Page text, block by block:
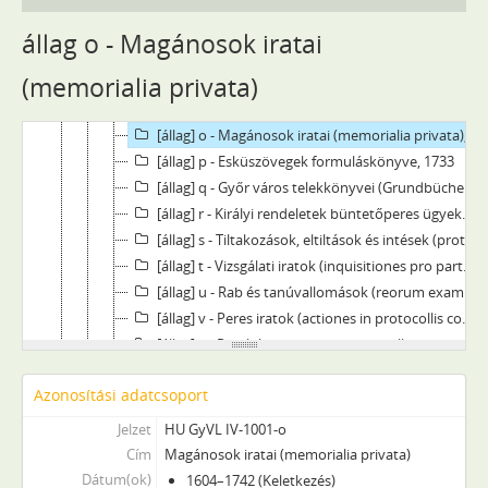
állag o - Magánosok iratai
(memorialia privata)
[állag] j - Végrendeletek (testamenta), 1601–1742
[állag] k - Végrendeletek másolati könyve, 1726–1783
[állag] l - A város magánokiratai, 1644–1742
[állag] n - A győri várparancsnok elleni sérelmi iratok, 1610–1704
[állag] o - Magánosok iratai (memorialia privata), 1604–1742
[állag] p - Esküszövegek formuláskönyve, 1733
[állag] q - Győr város telekkönyvei (Grundbücher), 1567–1703
[állag] r - Királyi rendeletek büntetőperes ügyekben (mandata regia in iuridicis), 1716–1742
[állag] s - Tiltakozások, eltiltások és intések (protestiones, inhibitiones et admonitiones), 1613–1742
[állag] t - Vizsgálati iratok (inquisitiones pro parte privatorum), 1612–1742
[állag] u - Rab és tanúvallomások (reorum examina), 1724–1742
[állag] v - Peres iratok (actiones in protocollis contentae), 1602–1733
[állag] x - Perek (processus in protocollis contentae), 1602–1712
[állag] y - Polgári perek (processus civiles), 1603–1742
[állag] z - Bűnfenyítő perek (processus criminales), 1720–1742
[Fond] 1003 - Győr város kamarásának iratai, 1711–1746
[Fond] 1004 - Győr város adószedőjének iratai, 1629–1745
[Fond] 1005 - Győr város gazdasági bizottságának jegyzőkönyvei, 1732–1742
Azonosítási adatcsoport
Jelzet
HU GyVL IV-1001-o
Cím
Magánosok iratai (memorialia privata)
Dátum(ok)
1604–1742 (Keletkezés)